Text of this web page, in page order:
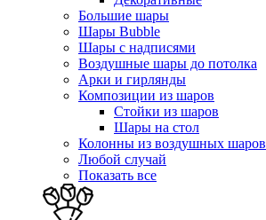
Большие шары
Шары Bubble
Шары с надписями
Воздушные шары до потолка
Арки и гирлянды
Композиции из шаров
Стойки из шаров
Шары на стол
Колонны из воздушных шаров
Любой случай
Показать все